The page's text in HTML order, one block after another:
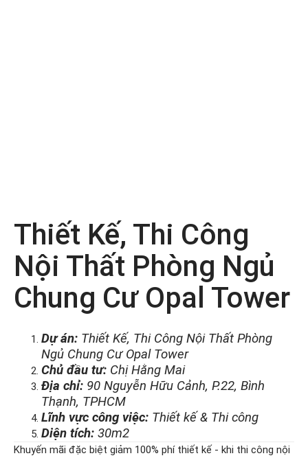
Thiết Kế, Thi Công
Nội Thất Phòng Ngủ
Chung Cư Opal Tower
Dự án: Thiết Kế, Thi Công Nội Thất Phòng
Ngủ Chung Cư Opal Tower
Chủ đầu tư: Chị Hằng Mai
Địa chỉ: 90 Nguyễn Hữu Cảnh, P.22, Bình
Thạnh, TPHCM
Lĩnh vực công việc: Thiết kế & Thi công
Diện tích: 30m2
Khuyến mãi đặc biệt giảm 100% phí thiết kế - khi thi công nội